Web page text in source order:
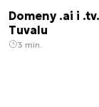
Domeny .ai i
Tuvalu
3 min.